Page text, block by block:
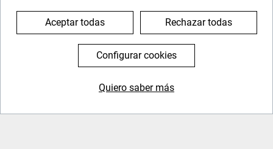
Aceptar todas Rechazar todas
Configurar cookies
Quiero saber más